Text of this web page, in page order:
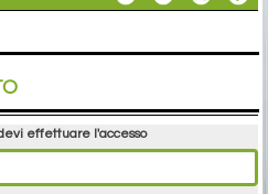
effettuare l'accesso